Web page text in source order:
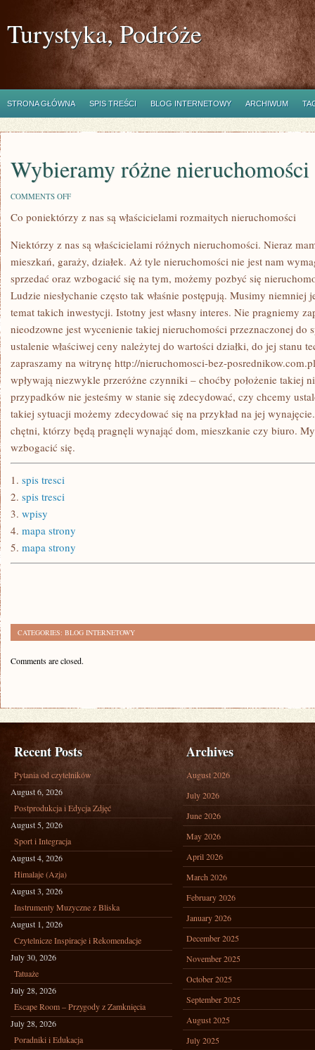
Turystyka, Podróże
STRONA GŁÓWNA SPIS TREŚCI BLOG INTERNETOWY ARCHIWUM
Wybieramy różne nieruchomości
COMMENTS OFFON
RÓŻNE
NIERUCHOMOŚCI
Co poniektórzy z nas są właścicielami rozmaitych nieruchomości
Niektórzy z nas są właścicielami różnych nieruchomości. Nieraz
mieszkań, garaży, działek. Aż tyle nieruchomości nie jest nam
sprzedać oraz wzbogacić się na tym, możemy pozbyć się
Ludzie niesłychanie często tak właśnie postępują. Musimy niemniej
temat takich inwestycji. Istotny jest własny interes. Nie pragniemy
nieodzowne jest wycenienie takiej nieruchomości przeznaczonej do
ustalenie właściwej ceny należytej do wartości działki, do jej stanu
zapraszamy na witrynę http://nieruchomosci-bez-
wpływają niezwykle przeróżne czynniki – choćby położenie takiej
przypadków nie jesteśmy w stanie się zdecydować, czy chcemy
takiej sytuacji możemy zdecydować się na przykład na jej
chętni, którzy będą pragnęli wynająć dom, mieszkanie czy biuro.
wzbogacić się.
1. spis tresci
2. spis tresci
3. wpisy
4. mapa strony
5. mapa strony
CATEGORIES: BLOG INTERNETOWY
Comments are closed.
Recent Posts
Pytania od czytelników
August 6, 2026
Postprodukcja i Edycja Zdjęć
August 5, 2026
Sport i Integracja
August 4, 2026
Himalaje (Azja)
August 3, 2026
Instrumenty Muzyczne z Bliska
August 1, 2026
Czytelnicze Inspiracje i Rekomendacje
July 30, 2026
Tatuaże
July 28, 2026
Escape Room – Przygody z Zamknięcia
July 28, 2026
Poradniki i Edukacja
Archives
August 2026
July 2026
June 2026
May 2026
April 2026
March 2026
February 2026
January 2026
December 2025
November 2025
October 2025
September 2025
August 2025
July 2025